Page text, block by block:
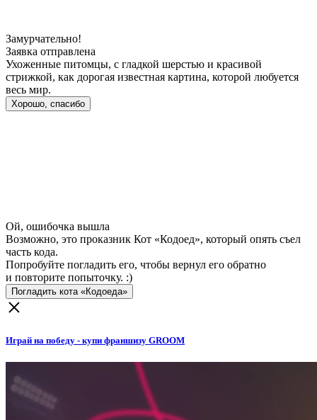
Замурчательно!
Заявка отправлена
Ухоженные питомцы, с гладкой шерстью и красивой
стрижкой, как дорогая известная картина, которой любуется
весь мир.
Хорошо, спасибо
Ой, ошибочка вышла
Возможно, это проказник Кот «Кодоед», который опять съел
часть кода.
Попробуйте погладить его, чтобы вернул его обратно
и повторите попыточку. :)
Погладить кота «Кодоеда»
Играй на победу - купи франшизу GROOM